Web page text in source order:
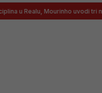
u Realu, Mourinho uvodi tri